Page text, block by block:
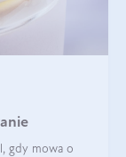
gdy mowa o